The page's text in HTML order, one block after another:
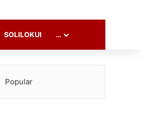
SOLILOKUI …
Popular